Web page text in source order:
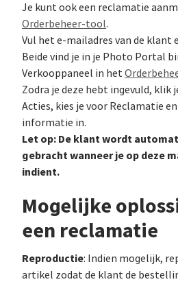
Je kunt ook een reclamatie
Orderbeheer-tool.
Vul het e-mailadres van de klant
Beide vind je in je Photo Portal
Verkooppaneel in het
Zodra je deze hebt ingevuld, klik
Acties, kies je voor Reclamatie
informatie in.
Let op: De klant wordt
gebracht wanneer je op deze
indient.
Mogelijke
een reclamatie
Reproductie: Indien mogelijk,
artikel zodat de klant de